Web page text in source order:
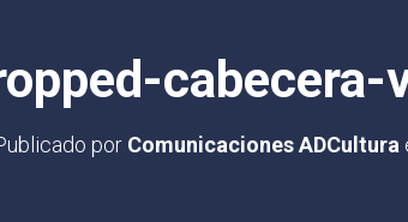
cabecera-
por Comunicaciones ADCultura